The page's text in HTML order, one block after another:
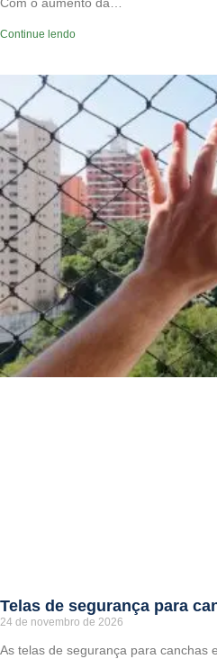
Continue lendo
Telas de segurança para
24 de novembro de 2026
As telas de segurança para canchas